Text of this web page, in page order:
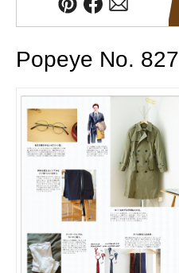
Popeye No. 827